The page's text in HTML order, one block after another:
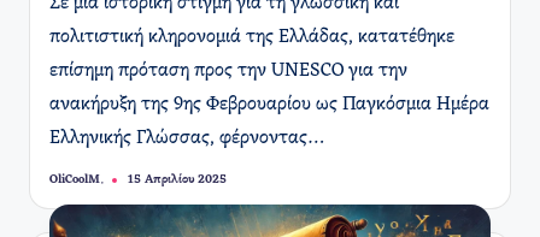
Σε μια ιστορική στιγμή για τη γλωσσική και
πολιτιστική κληρονομιά της Ελλάδας, κατατέθηκε
επίσημη πρόταση προς την UNESCO για την
ανακήρυξη της 9ης Φεβρουαρίου ως Παγκόσμια Ημέρα
Ελληνικής Γλώσσας, φέρνοντας…
Συγγραφέας:
OliCoolM. 15 Απριλίου 2025